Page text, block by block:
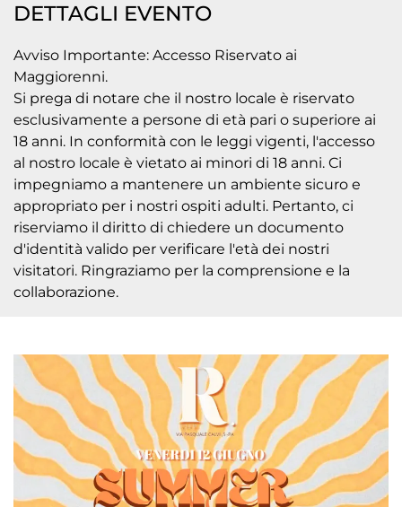
DETTAGLI EVENTO
Avviso Importante: Accesso Riservato ai
Maggiorenni.
Si prega di notare che il nostro locale è riservato
esclusivamente a persone di età pari o superiore ai
18 anni. In conformità con le leggi vigenti, l'accesso
al nostro locale è vietato ai minori di 18 anni. Ci
impegniamo a mantenere un ambiente sicuro e
appropriato per i nostri ospiti adulti. Pertanto, ci
riserviamo il diritto di chiedere un documento
d'identità valido per verificare l'età dei nostri
visitatori. Ringraziamo per la comprensione e la
collaborazione.